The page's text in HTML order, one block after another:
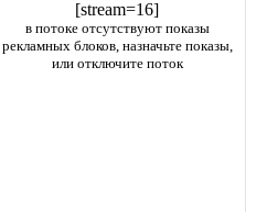
[stream=16]
в потоке отсутствуют показы
рекламных блоков, назначьте показы,
или отключите поток